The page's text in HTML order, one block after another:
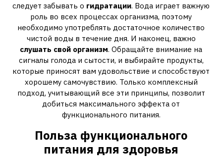
следует забывать о гидратации. Вода играет важную
роль во всех процессах организма, поэтому
необходимо употреблять достаточное количество
чистой воды в течение дня. И наконец, важно
слушать свой организм. Обращайте внимание на
сигналы голода и сытости, и выбирайте продукты,
которые приносят вам удовольствие и способствуют
хорошему самочувствию. Только комплексный
подход, учитывающий все эти принципы, позволит
добиться максимального эффекта от
функционального питания.
Польза функционального
питания для здоровья